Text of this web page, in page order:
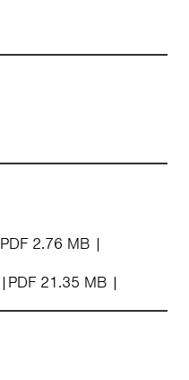
PDF 2.76 MB
PDF 21.35 MB